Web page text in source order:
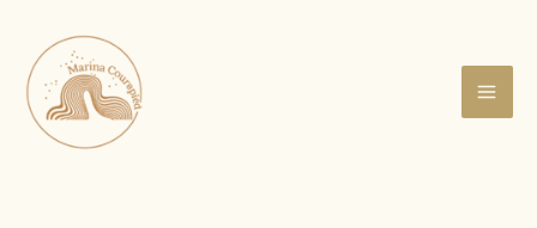
contenu